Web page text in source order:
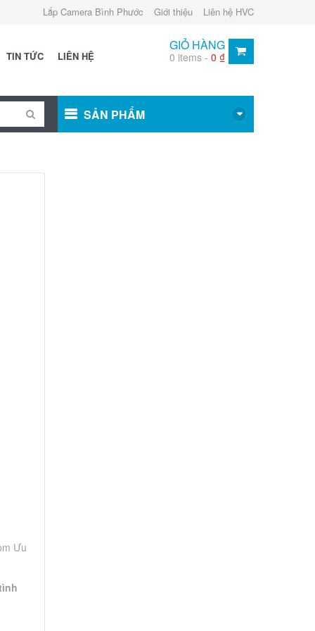
Lắp Camera Bình Phước Giới thiệu Liên hệ HVC
TIN TỨC LIÊN HỆ
GIỎ HÀNG
0 items -0 ₫
SẢN PHẨM
Ưu